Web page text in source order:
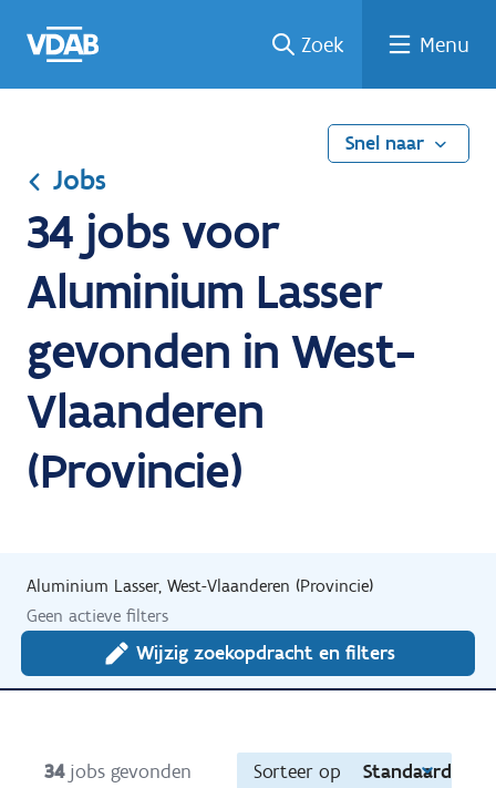
naar
een
een
job
naar
Zoek Menu
Snel naar
Jobs
34 jobs voor
Aluminium Lasser
gevonden in West-
Vlaanderen
(Provincie)
Aluminium Lasser, West-Vlaanderen (Provincie)
Geen actieve filters
Wijzig zoekopdracht en filters
34 jobs gevonden Sorteer op Standaard